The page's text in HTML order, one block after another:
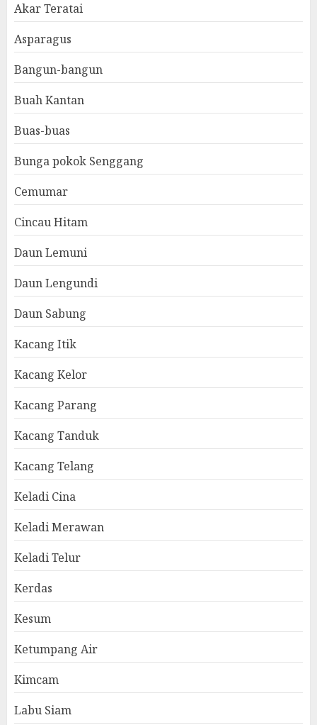
Akar Teratai
Asparagus
Bangun-bangun
Buah Kantan
Buas-buas
Bunga pokok Senggang
Cemumar
Cincau Hitam
Daun Lemuni
Daun Lengundi
Daun Sabung
Kacang Itik
Kacang Kelor
Kacang Parang
Kacang Tanduk
Kacang Telang
Keladi Cina
Keladi Merawan
Keladi Telur
Kerdas
Kesum
Ketumpang Air
Kimcam
Labu Siam